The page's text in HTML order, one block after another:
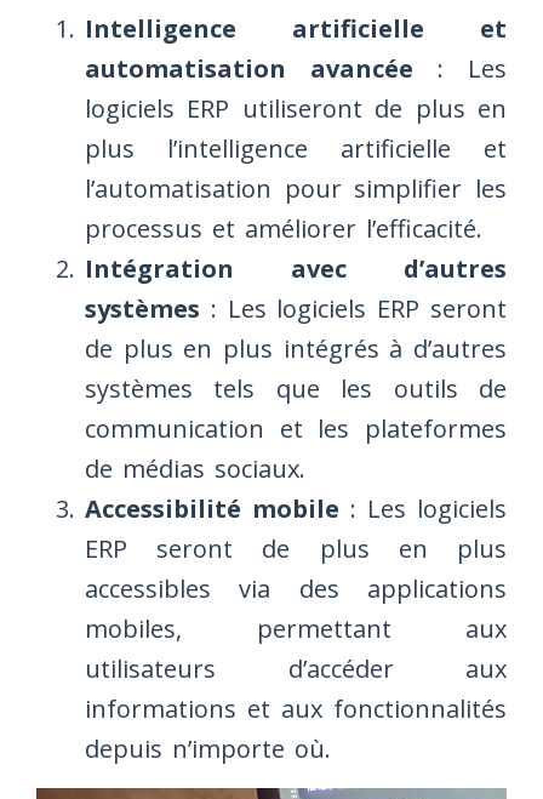
Intelligence artificielle et
automatisation avancée : Les
logiciels ERP utiliseront de plus en
plus l’intelligence artificielle et
l’automatisation pour simplifier les
processus et améliorer l’efficacité.
Intégration avec d’autres
systèmes : Les logiciels ERP seront
de plus en plus intégrés à d’autres
systèmes tels que les outils de
communication et les plateformes
de médias sociaux.
Accessibilité mobile : Les logiciels
ERP seront de plus en plus
accessibles via des applications
mobiles, permettant aux
utilisateurs d’accéder aux
informations et aux fonctionnalités
depuis n’importe où.